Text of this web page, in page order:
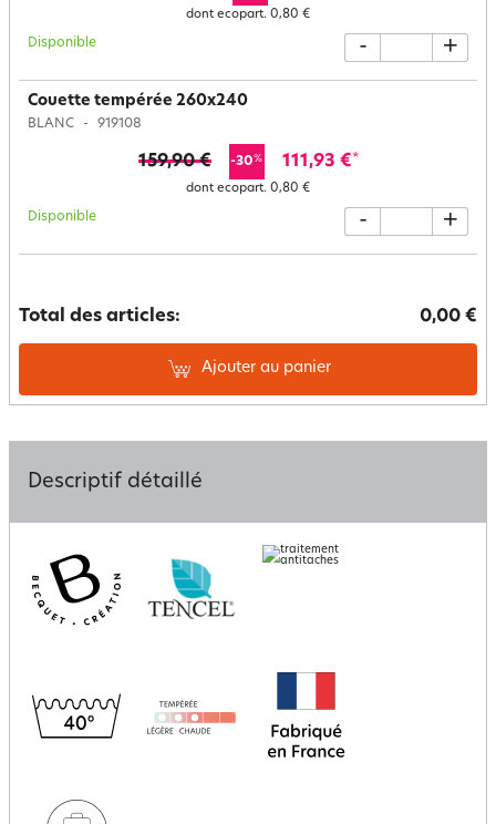
dont ecopart. 0,80 €
Disponible - +
Couette tempérée 260x240
BLANC 919108
159,90 € -30% 111,93 €*
dont ecopart. 0,80 €
Disponible - +
Total des articles: 0,00 €
Ajouter au panier
Descriptif détaillé